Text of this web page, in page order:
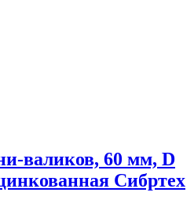
валиков, 60 мм, D
Сибртех